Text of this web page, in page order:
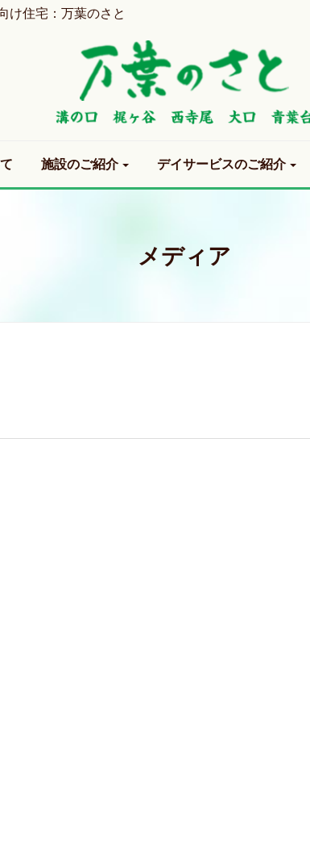
け住宅：万葉のさと
施設のご紹介 デイサービスのご紹介
メディア